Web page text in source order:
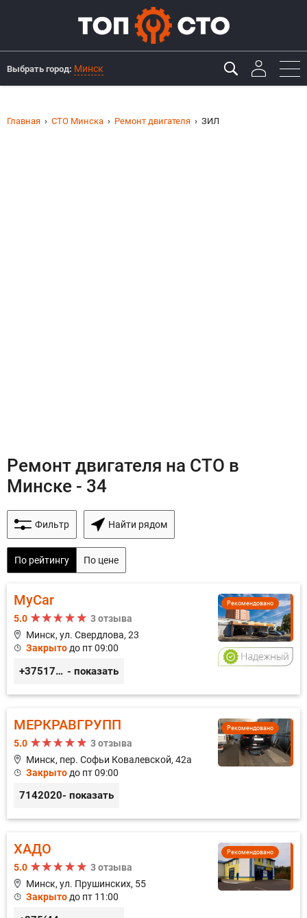
Выбрать город: Минск
Главная СТО Минска Ремонт двигателя ЗИЛ
Ремонт двигателя на СТО в
Минске - 34
Фильтр Найти рядом
По рейтингу По цене
Рекомендовано
MyCar
5.0
3 отзыва
Минск, ул. Свердлова, 23
Закрыто до пт 09:00
+375173212443 - показать
Рекомендовано
МЕРКРАВГРУПП
5.0
3 отзыва
Минск, пер. Софьи Ковалевской, 42а
Закрыто до пт 09:00
7142020- показать
Рекомендовано
ХАДО
5.0
3 отзыва
Минск, ул. Прушинских, 55
Закрыто до пт 11:00